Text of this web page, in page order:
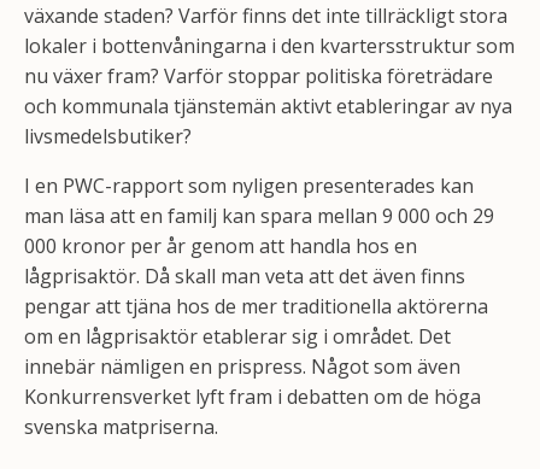
växande staden? Varför finns det inte tillräckligt stora
lokaler i bottenvåningarna i den kvartersstruktur som
nu växer fram? Varför stoppar politiska företrädare
och kommunala tjänstemän aktivt etableringar av nya
livsmedelsbutiker?
I en PWC-rapport som nyligen presenterades kan
man läsa att en familj kan spara mellan 9 000 och 29
000 kronor per år genom att handla hos en
lågprisaktör. Då skall man veta att det även finns
pengar att tjäna hos de mer traditionella aktörerna
om en lågprisaktör etablerar sig i området. Det
innebär nämligen en prispress. Något som även
Konkurrensverket lyft fram i debatten om de höga
svenska matpriserna.